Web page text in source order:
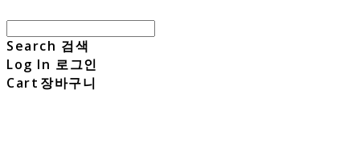
Search 검색
Log In 로그인
Cart 장바구니